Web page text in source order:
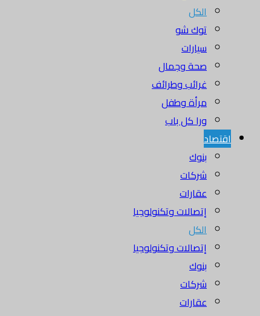
الكل
توك شو
سيارات
صحة وجمال
غرائب وطرائف
مرأة وطفل
ورا كل باب
اقتصاد
بنوك
شركات
عقارات
إتصالات وتكنولوجيا
الكل
إتصالات وتكنولوجيا
بنوك
شركات
عقارات